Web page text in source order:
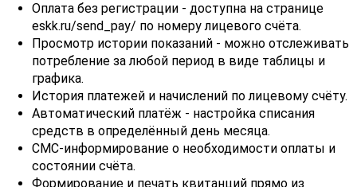
Оплата без регистрации - доступна на странице
eskk.ru/send_pay/ по номеру лицевого счёта.
Просмотр истории показаний - можно отслеживать
потребление за любой период в виде таблицы и
графика.
История платежей и начислений по лицевому счёту.
Автоматический платёж - настройка списания
средств в определённый день месяца.
СМС-информирование о необходимости оплаты и
состоянии счёта.
Формирование и печать квитанций прямо из